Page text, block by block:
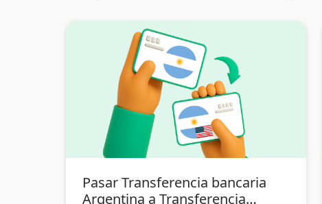
Pasar Transferencia bancaria
Argentina a Transferencia